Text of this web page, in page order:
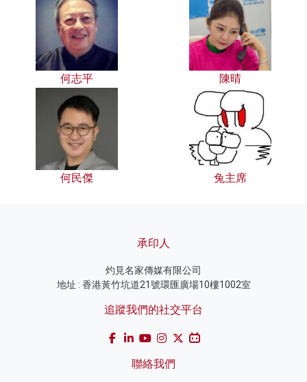
何志平 陳晴
何民傑 兔主席
承印人
灼見名家傳媒有限公司
地址 : 香港黃竹坑道21號環匯廣場10樓1002室
追蹤我們的社交平台
聯絡我們